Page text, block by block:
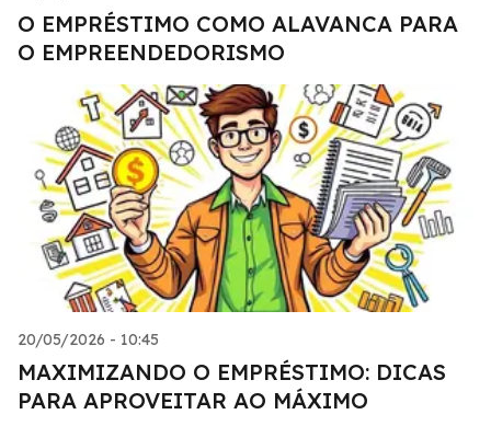
O EMPRÉSTIMO COMO ALAVANCA PARA
O EMPREENDEDORISMO
20/05/2026 - 10:45
MAXIMIZANDO O EMPRÉSTIMO: DICAS
PARA APROVEITAR AO MÁXIMO